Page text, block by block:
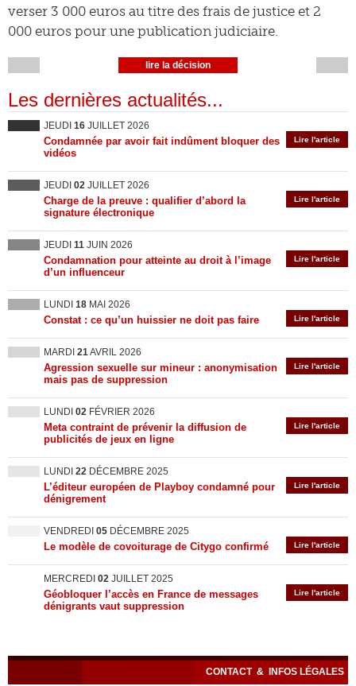
verser 3 000 euros au titre des frais de justice et 2
000 euros pour une publication judiciaire.
lire la décision
Les dernières actualités...
JEUDI 16 JUILLET 2026
Lire l'article
Condamnée par avoir fait indûment bloquer des
vidéos
JEUDI 02 JUILLET 2026
Lire l'article
Charge de la preuve : qualifier d’abord la
signature électronique
JEUDI 11 JUIN 2026
Lire l'article
Condamnation pour atteinte au droit à l’image
d’un influenceur
LUNDI 18 MAI 2026
Lire l'article
Constat : ce qu’un huissier ne doit pas faire
MARDI 21AVRIL 2026
Lire l'article
Agression sexuelle sur mineur : anonymisation
mais pas de suppression
LUNDI 02 FÉVRIER 2026
Lire l'article
Meta contraint de prévenir la diffusion de
publicités de jeux en ligne
LUNDI 22 DÉCEMBRE 2025
Lire l'article
L’éditeur européen de Playboy condamné pour
dénigrement
VENDREDI 05 DÉCEMBRE 2025
Lire l'article
Le modèle de covoiturage de Citygo confirmé
MERCREDI 02 JUILLET 2025
Lire l'article
Géobloquer l’accès en France de messages
dénigrants vaut suppression
CONTACT & INFOS LÉGALES